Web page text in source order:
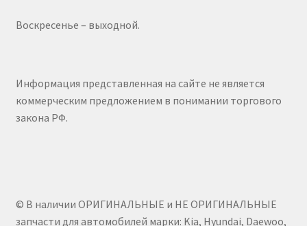
Воскресенье – выходной.
Информация представленная на сайте не является
коммерческим предложением в понимании торгового
закона РФ.
© В наличии ОРИГИНАЛЬНЫЕ и НЕ ОРИГИНАЛЬНЫЕ
запчасти для автомобилей марки: Kia, Hyundai, Daewoo,